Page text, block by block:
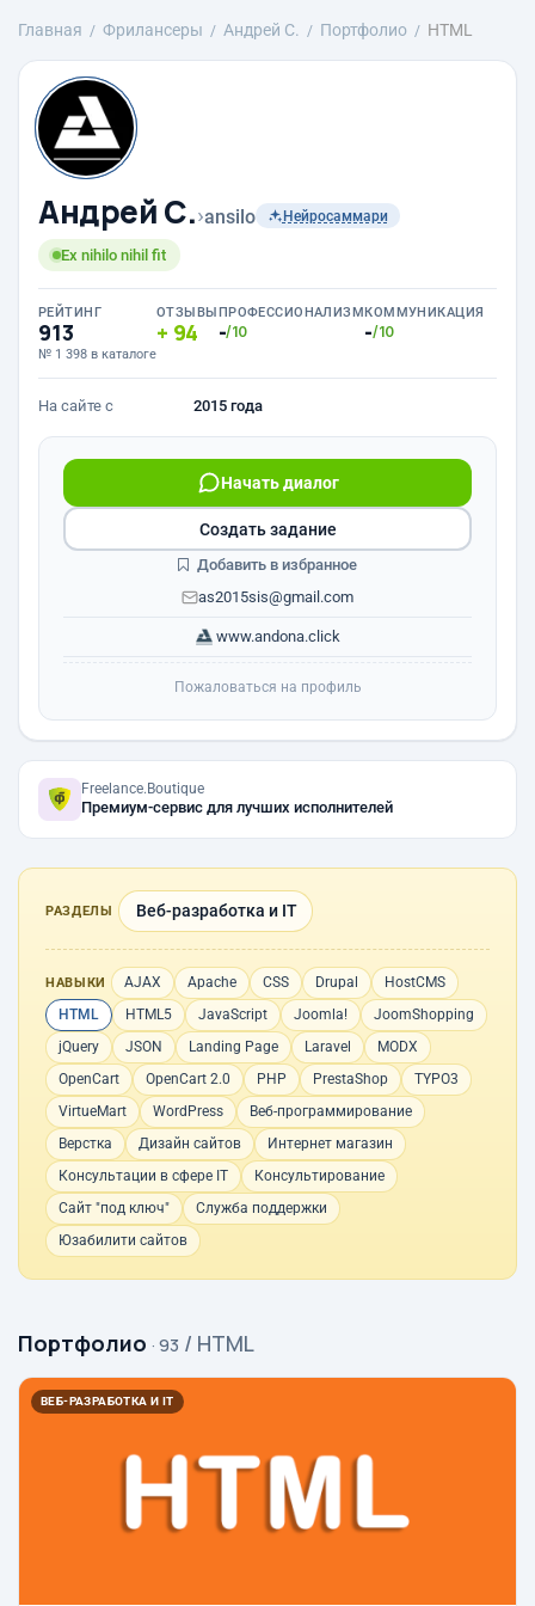
Главная Фрилансеры Андрей С. Портфолио HTML
Андрей С.›ansilo Нейросаммари
Ex nihilo nihil fit
РЕЙТИНГ
913
№ 1 398 в каталоге
ОТЗЫВЫ
94
ПРОФЕССИОНАЛИЗМ
-/10
КОММУНИКАЦИЯ
-/10
На сайте с 2015 года
Начать диалог
as2015sis@gmail.com
www.andona.click
Создать задание
Добавить в избранное
Пожаловаться на профиль
Freelance.Boutique
Премиум-сервис для лучших исполнителей
РАЗДЕЛЫ Веб-разработка и IT
НАВЫКИ AJAX Apache CSS Drupal
HostCMS
HTML
HTML5 JavaScript Joomla!
JoomShopping
jQuery
JSON Landing Page Laravel
MODX
OpenCart
OpenCart 2.0 PHP PrestaShop
TYPO3
VirtueMart
WordPress
Веб-программирование
Верстка
Дизайн сайтов
Интернет магазин
Консультации в сфере IT
Консультирование
Сайт "под ключ"
Служба поддержки
Юзабилити сайтов
Портфолио · 93 / HTML
ВЕБ-РАЗРАБОТКА И IT